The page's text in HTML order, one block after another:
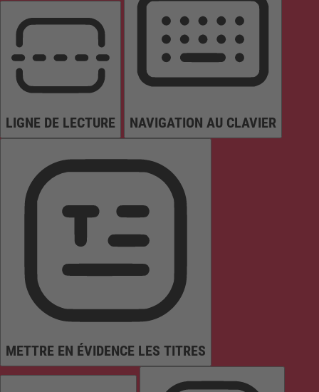
LIGNE DE LECTURE NAVIGATION AU CLAVIER
METTRE EN ÉVIDENCE LES TITRES